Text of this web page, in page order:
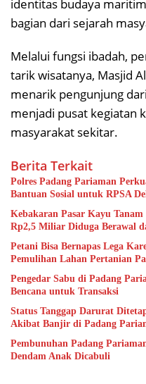
identitas budaya
bagian dari sejarah
Melalui fungsi ibadah,
tarik wisatanya, Masjid
menarik pengunjung
menjadi pusat kegiatan
masyarakat sekitar.
Berita Terkait
Polres Padang Pariaman
Bantuan Sosial untuk RPSA
Kebakaran Pasar Kayu
Rp2,5 Miliar Diduga Berawal
Petani Bisa Bernapas Lega
Pemulihan Lahan Pertanian
Pengedar Sabu di Padang
Bencana untuk Transaksi
Status Tanggap Darurat
Akibat Banjir di Padang
Pembunuhan Padang
Dendam Anak Dicabuli